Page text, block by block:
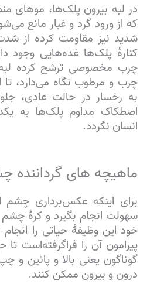
در لبه بیرون پلک‌ها، موهای
که از ورود گرد و غبار مانع
شدید نیز مقاومت کرده از
کنارهٔ پلک‌ها غده‌هایی وجود
چرب مخصوصی ترشح کرده
چرب و مرطوب نگاه می‌دارد،
به رخسار در حالت عادی،
اصطکاک مداوم پلک‌ها به
انسان نگردد.
ماهیچه های گرداننده
برای اینکه عکس‌برداری چشم
سهولت انجام بگیرد و کرهٔ
خود این وظیفهٔ حیاتی را
پیرامون آن را فراگرفته‌است
گوناگون یعنی بالا و پائین
درون و بیرون ممکن کنند.